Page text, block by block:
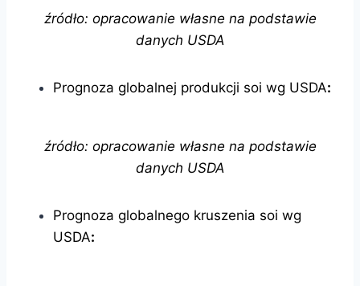
źródło: opracowanie własne na podstawie
danych USDA
Prognoza globalnej produkcji soi wg USDA:
źródło: opracowanie własne na podstawie
danych USDA
Prognoza globalnego kruszenia soi wg
USDA: